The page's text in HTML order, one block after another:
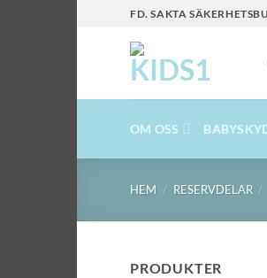
FD. SAKTA
OM OSS
HEM / RESERVDELAR /
PRODUKTER